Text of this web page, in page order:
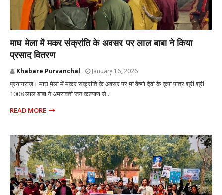
माघ मेला में मकर संक्रांति के अवसर पर लाल बाबा ने किया
प्रसाद वितरण
Khabare Purvanchal January 16, 2026
प्रयागराज। माघ मेला में मकर संक्रांति के अवसर पर मां वैष्णो देवी के कृपा पात्र श्री श्री
1008 लाल बाबा ने अमरावती जन कल्याण से...
READ MORE